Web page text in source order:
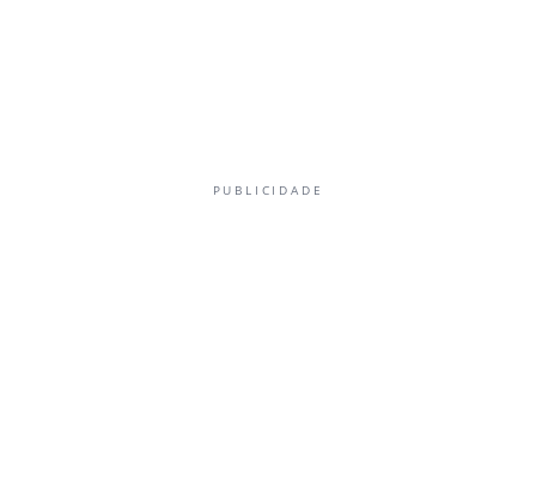
PUBLICIDADE